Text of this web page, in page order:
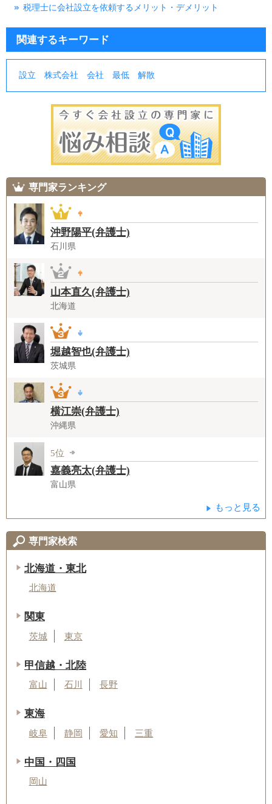
税理士に会社設立を依頼するメリット・デメリット
関連するキーワード
設立 株式会社 会社 最低 解散
専門家ランキング
沖野陽平(弁護士)
石川県
山本直久(弁護士)
北海道
堀越智也(弁護士)
茨城県
横江崇(弁護士)
沖縄県
5位
嘉義亮太(弁護士)
富山県
もっと見る
専門家検索
北海道・東北
北海道
関東
茨城 東京
甲信越・北陸
富山 石川 長野
東海
岐阜 静岡 愛知 三重
中国・四国
岡山